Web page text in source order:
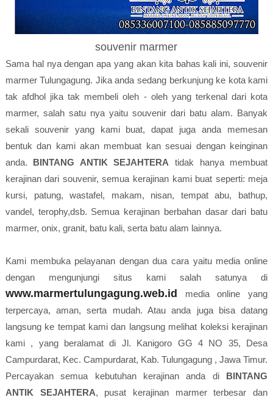
souvenir marmer
Sama hal nya dengan apa yang akan kita bahas kali ini, souvenir
marmer Tulungagung. Jika anda sedang berkunjung ke kota kami
tak afdhol jika tak membeli oleh - oleh yang terkenal dari kota
marmer, salah satu nya yaitu souvenir dari batu alam. Banyak
sekali souvenir yang kami buat, dapat juga anda memesan
bentuk dan kami akan membuat kan sesuai dengan keinginan
anda. BINTANG ANTIK SEJAHTERA tidak hanya membuat
kerajinan dari souvenir, semua kerajinan kami buat seperti: meja
kursi, patung, wastafel, makam, nisan, tempat abu, bathup,
vandel, terophy,dsb. Semua kerajinan berbahan dasar dari batu
marmer, onix, granit, batu kali, serta batu alam lainnya.
Kami membuka pelayanan dengan dua cara yaitu media online
dengan mengunjungi situs kami salah satunya di
www.marmertulungagung.web.id
media online yang
terpercaya, aman, serta mudah. Atau anda juga bisa datang
langsung ke tempat kami dan langsung melihat koleksi kerajinan
kami , yang beralamat di Jl. Kanigoro GG 4 NO 35, Desa
Campurdarat, Kec. Campurdarat, Kab. Tulungagung , Jawa Timur.
Percayakan semua kebutuhan kerajinan anda di BINTANG
ANTIK SEJAHTERA, pusat kerajinan marmer terbesar dan